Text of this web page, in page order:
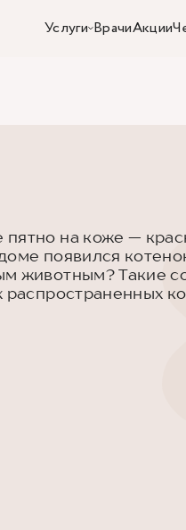
Услуги ВрачиАкции
пятно на коже —
появился
животным? Такие
распространенных